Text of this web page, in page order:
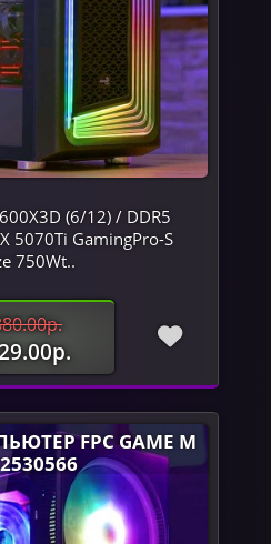
(6/12) / DDR5
5070Ti GamingPro-S
750Wt..
FPC GAME M